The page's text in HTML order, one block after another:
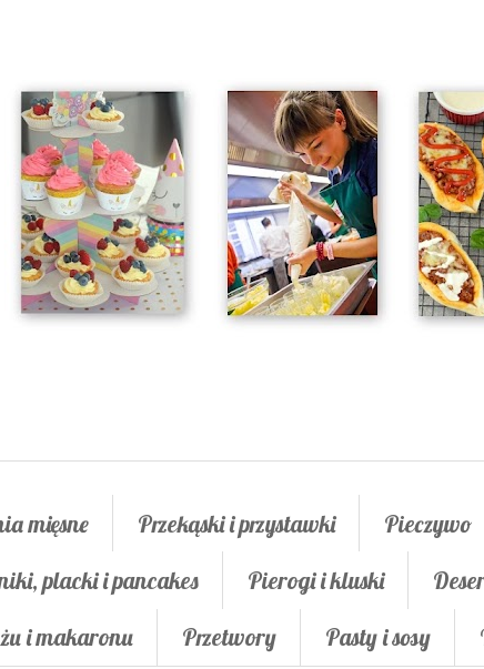
mięsne Przekąski i przystawki Pieczywo
placki i pancakes Pierogi i kluski
i makaronu Przetwory Pasty i sosy